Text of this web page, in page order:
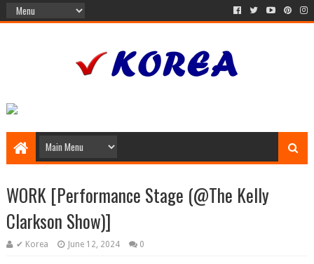
WORK [Performance Stage (@The Kelly
Clarkson Show)]
✔ Korea June 12, 2024 0